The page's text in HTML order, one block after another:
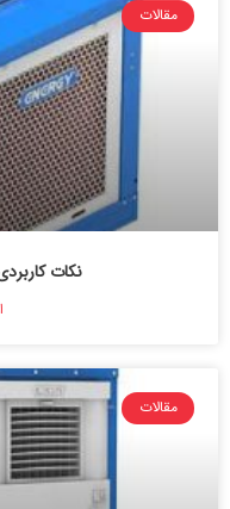
مقالات
نکات
مقالات